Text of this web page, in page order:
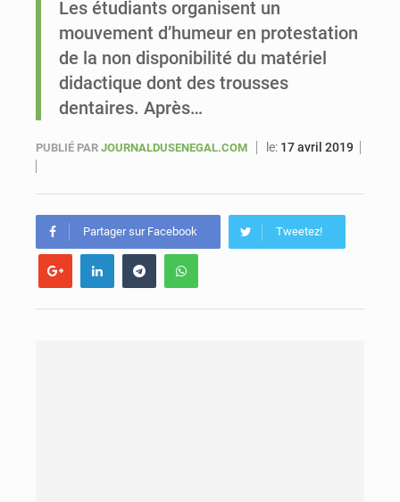
Sénégal : Ousmane Diagne prêtera serment le 11 août comme président du Conseil constitutionnel
Les étudiants organisent un
mouvement d’humeur en protestation
de la non disponibilité du matériel
didactique dont des trousses
dentaires. Après…
PUBLIÉ PAR JOURNALDUSENEGAL.COM le: 17 avril 2019
Partager sur Facebook Tweetez!